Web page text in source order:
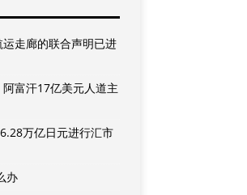
走廊的联合声明已进
富汗17亿美元人道主
万亿日元进行汇市
办